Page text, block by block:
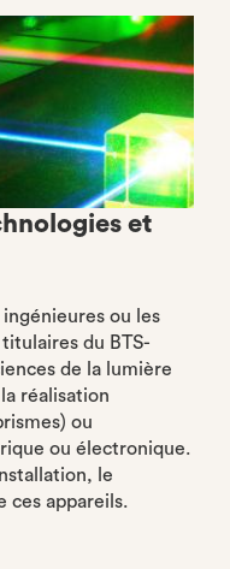
et
ou les
du BTS-
de la lumière
réalisation
ou
ou électronique.
le
ces appareils.